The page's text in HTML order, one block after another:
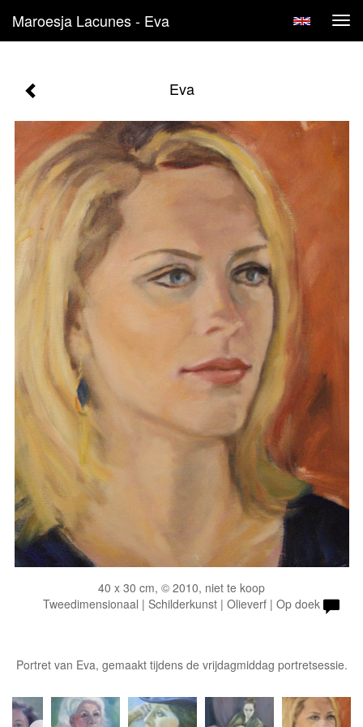
Maroesja Lacunes - Eva
Eva
40 x 30 cm, © 2010, niet te koop
Tweedimensionaal | Schilderkunst | Olieverf | Op doek
Portret van Eva, gemaakt tijdens de vrijdagmiddag portretsessie.